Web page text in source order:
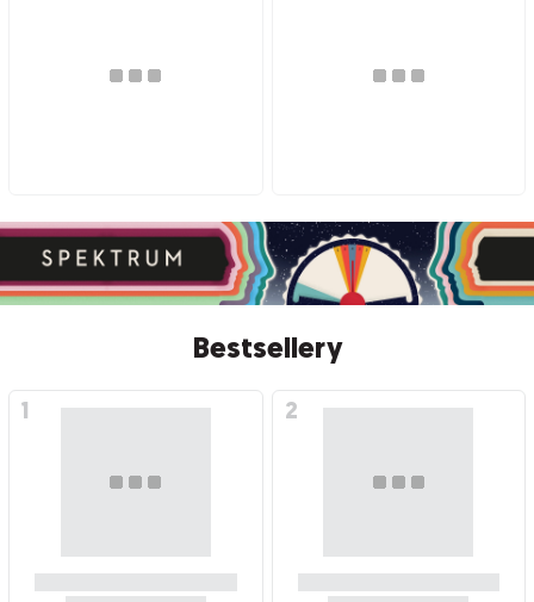
Bestsellery